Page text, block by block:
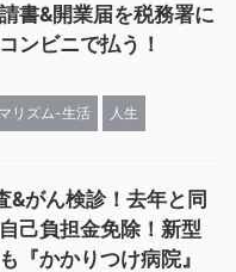
書&開業届を税務署に
ンビニで払う！
リズム-生活 人生
がん検診！去年と同
己負担金免除！新型
『かかりつけ病院』